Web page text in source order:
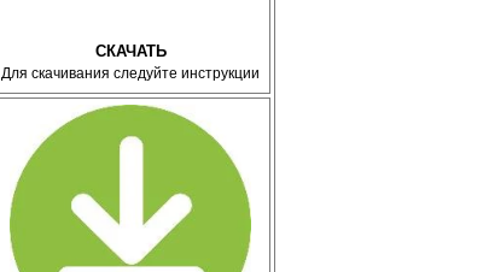
СКАЧАТЬ
Для скачивания следуйте инструкции